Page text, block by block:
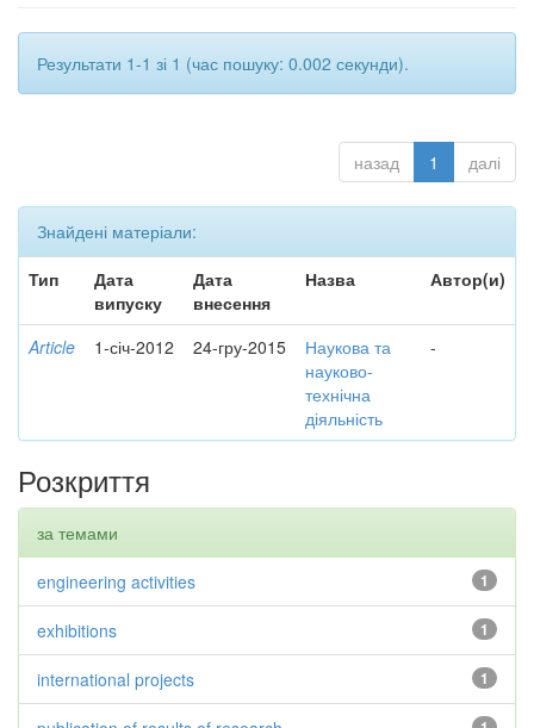
Результати 1-1 зі 1 (час пошуку: 0.002 секунди).
назад 1 далі
Знайдені матеріали:
Тип
Дата
випуску
Дата
внесення
Назва Автор(и)
Article 1-січ-2012 24-гру-2015
Наукова та
науково-
технічна
діяльність
-
Розкриття
за темами
1
engineering activities
1
exhibitions
1
international projects